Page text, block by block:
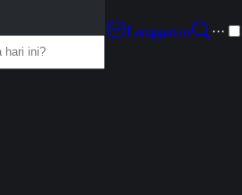
Langganan
···